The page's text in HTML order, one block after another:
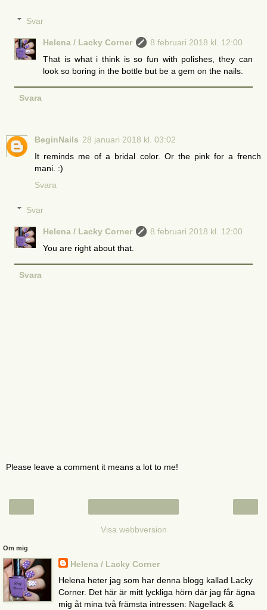
Svar
Helena / Lacky Corner
8 februari 2018 kl. 12:00
That is what i think is so fun with polishes, they can
look so boring in the bottle but be a gem on the nails.
Svara
BeginNails 28 januari 2018 kl. 03:02
It reminds me of a bridal color. Or the pink for a french
mani. :)
Svara
Svar
Helena / Lacky Corner
8 februari 2018 kl. 12:00
You are right about that.
Svara
Please leave a comment it means a lot to me!
Visa webbversion
Om mig
Helena / Lacky Corner
Helena heter jag som har denna blogg kallad Lacky
Corner. Det här är mitt lyckliga hörn där jag får ägna
mig åt mina två främsta intressen: Nagellack &